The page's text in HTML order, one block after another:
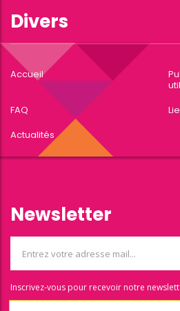
Divers
Accueil
FAQ
Actualités
Newsletter
Inscrivez-vous pour recevoir notre